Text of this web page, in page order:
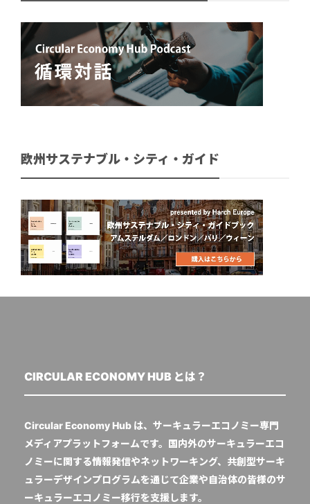
欧州サステナブル・シティ・ガイド
CIRCULAR ECONOMY HUB とは？
Circular Economy Hub は、サーキュラーエコノミー専門
メディアプラットフォームです。国内外のサーキュラーエコ
ノミーに関する情報発信やネットワーキング、共創型サーキ
ュラーデザインプログラムを通じて企業や自治体の皆様のサ
ーキュラーエコノミー移行を支援します。